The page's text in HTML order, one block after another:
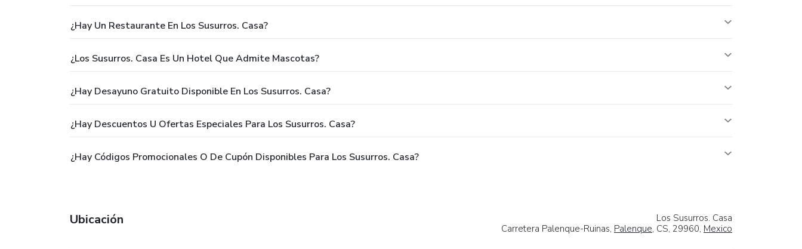
¿Hay Un Restaurante En Los Susurros. Casa?
¿Los Susurros. Casa Es Un Hotel Que Admite Mascotas?
¿Hay Desayuno Gratuito Disponible En Los Susurros. Casa?
¿Hay Descuentos U Ofertas Especiales Para Los Susurros. Casa?
¿Hay Códigos Promocionales O De Cupón Disponibles Para Los Susurros. Casa?
Ubicación
Los Susurros. Casa
Carretera Palenque-Ruinas, Palenque, CS, 29960, Mexico